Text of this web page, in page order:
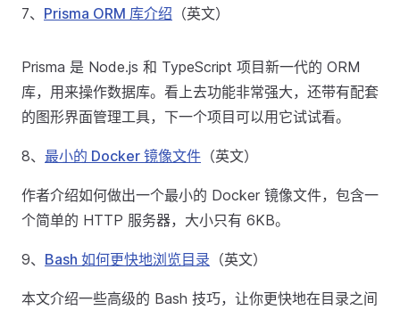
7、 Prisma ORM 库介绍 （英文）
Prisma 是 Node.js 和 TypeScript 项目新一代的 ORM
库，用来操作数据库。看上去功能非常强大，还带有配套
的图形界面管理工具，下一个项目可以用它试试看。
8、 最小的 Docker 镜像文件 （英文）
作者介绍如何做出一个最小的 Docker 镜像文件，包含一
个简单的 HTTP 服务器，大小只有 6KB。
9、 Bash 如何更快地浏览目录 （英文）
本文介绍一些高级的 Bash 技巧，让你更快地在目录之间